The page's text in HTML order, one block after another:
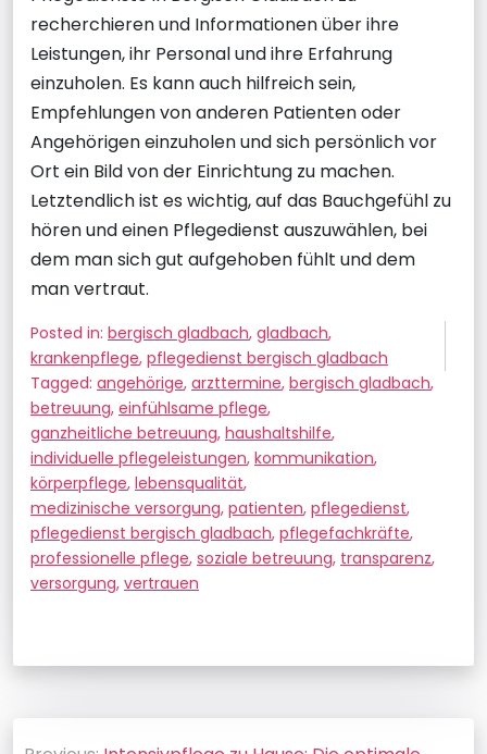
recherchieren und Informationen über ihre
Leistungen, ihr Personal und ihre Erfahrung
einzuholen. Es kann auch hilfreich sein,
Empfehlungen von anderen Patienten oder
Angehörigen einzuholen und sich persönlich vor
Ort ein Bild von der Einrichtung zu machen.
Letztendlich ist es wichtig, auf das Bauchgefühl zu
hören und einen Pflegedienst auszuwählen, bei
dem man sich gut aufgehoben fühlt und dem
man vertraut.
Posted in: bergisch gladbach, gladbach,
krankenpflege, pflegedienst bergisch gladbach
Tagged: angehörige, arzttermine, bergisch gladbach,
betreuung, einfühlsame pflege,
ganzheitliche betreuung, haushaltshilfe,
individuelle pflegeleistungen, kommunikation,
körperpflege, lebensqualität,
medizinische versorgung, patienten, pflegedienst,
pflegedienst bergisch gladbach, pflegefachkräfte,
professionelle pflege, soziale betreuung, transparenz,
versorgung, vertrauen
Beitragsnavigation